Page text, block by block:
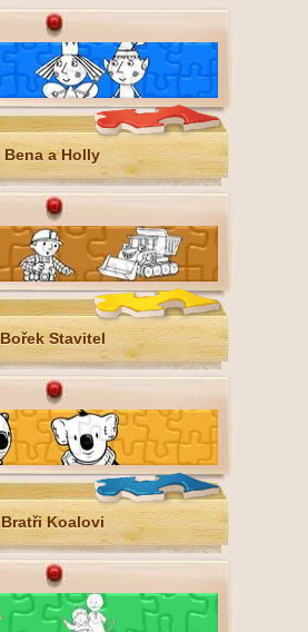
Bena a Holly
Bořek Stavitel
Bratři Koalovi